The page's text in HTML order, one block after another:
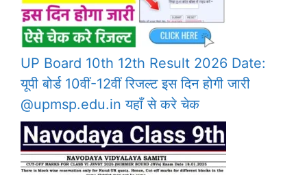
UP Board 10th 12th Result 2026 Date:
यूपी बोर्ड 10वीं-12वीं रिजल्ट इस दिन होगी जारी
@upmsp.edu.in यहाँ से करे चेक